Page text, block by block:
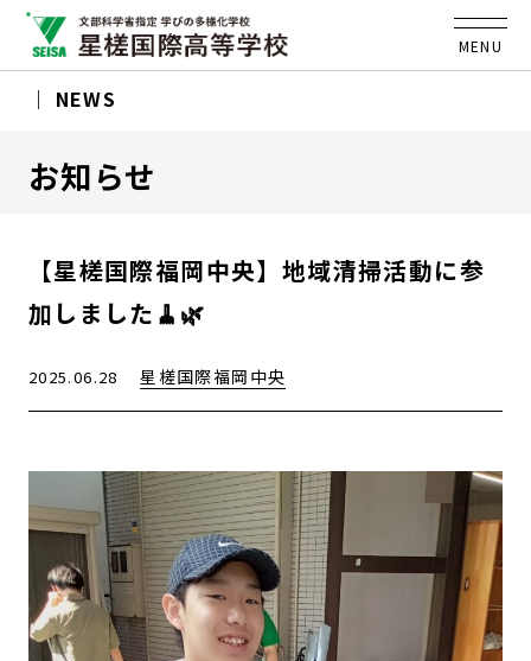
MENU
NEWS
お知らせ
【星槎国際福岡中央】地域清掃活動に参
加しました🧹🌿
2025.06.28 星槎国際福岡中央